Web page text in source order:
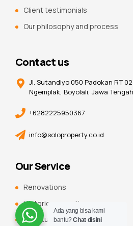
Client testimonials
Our philosophy and process
Contact us
Jl. Sutandiyo 050 Padokan RT
Ngemplak, Boyolali, Jawa
+6282225950367
info@soloproperty.co.id
Our Service
Renovations
Historic renovations
Constuction additions
Ada yang bisa kami
bantu?Chat disini